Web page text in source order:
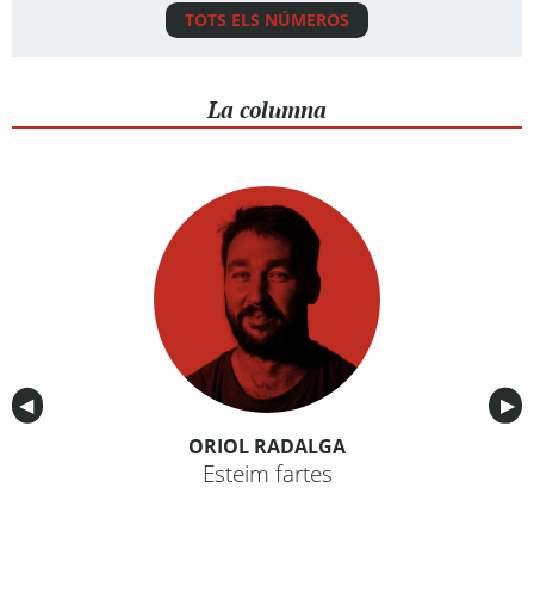
TOTS ELS NÚMEROS
La columna
Anterior
◀︎ ▶︎
ORIOL RADALGA
Esteim fartes